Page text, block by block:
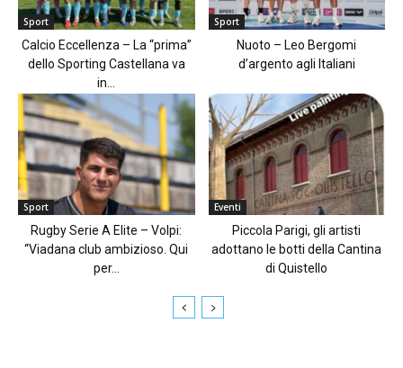
Sport
Calcio Eccellenza – La “prima”
dello Sporting Castellana va
in...
Sport
Nuoto – Leo Bergomi
d’argento agli Italiani
Sport
Rugby Serie A Elite – Volpi:
“Viadana club ambizioso. Qui
per...
Eventi
Piccola Parigi, gli artisti
adottano le botti della Cantina
di Quistello